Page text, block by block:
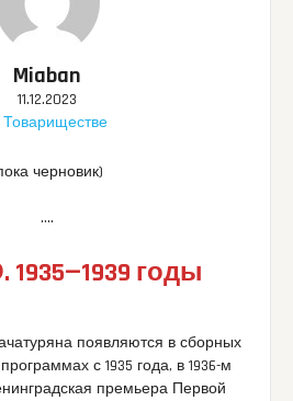
Miaban
11.12.2023
черновик)
….
годы
появляются в сборных
с 1935 года, в 1936-м
премьера Первой